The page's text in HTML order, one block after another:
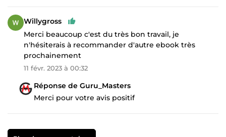
Willygross
Merci beaucoup c'est du très bon travail, je
n'hésiterais à recommander d'autre ebook très
prochainement
11 févr. 2023 à 00:32
Réponse de Guru_Masters
Merci pour votre avis positif